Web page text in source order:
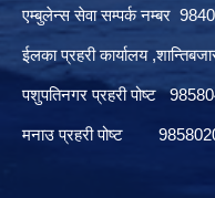
एम्बुलेन्स सेवा सम्पर्क नम्बर
ईलका प्रहरी कार्यालय
पशुपतिनगर प्रहरी पोष्ट
मनाउ प्रहरी पोष्ट